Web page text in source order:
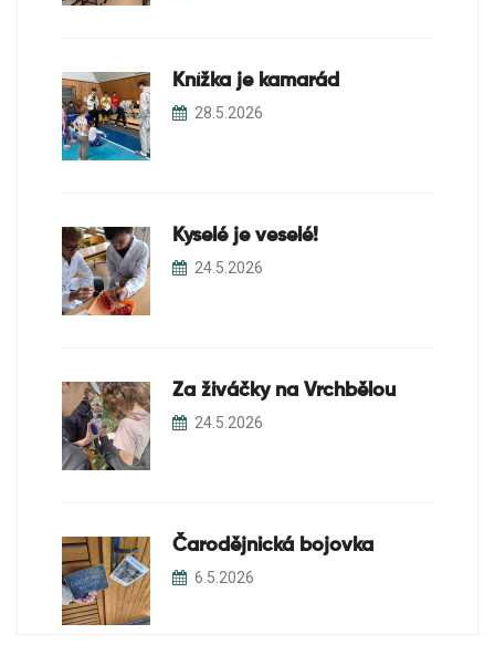
Knížka je kamarád
28.5.2026
Kyselé je veselé!
24.5.2026
Za živáčky na Vrchbělou
24.5.2026
Čarodějnická bojovka
6.5.2026